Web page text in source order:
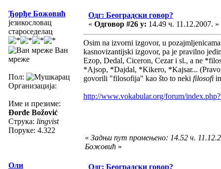
Ђорђе Божовић
језикословац
староседелац
Ван
мреже
Пол:
Организација:
Име и презиме:
Đorđe Božović
Струка: lingvist
Поруке: 4.322
Одг: Београдски говор?
« Одговор #26 у: 14.49 ч. 11.12.2007. »
Osim na izvorni izgovor, u
kasnovizantijski izgovor, pa je pravilno
Ezop, Dedal, Ciceron, Cezar i sl., a ne
*Ajsop, *Dajdal, *Kikero, *Kajsar...
govorili "filosofija" kao što to neki filosofi
http://www.vokabular.org/forum/
« Задњи пут промењено: 14.52 ч.
Божовић »
Оли
Одг: Београдски говор?